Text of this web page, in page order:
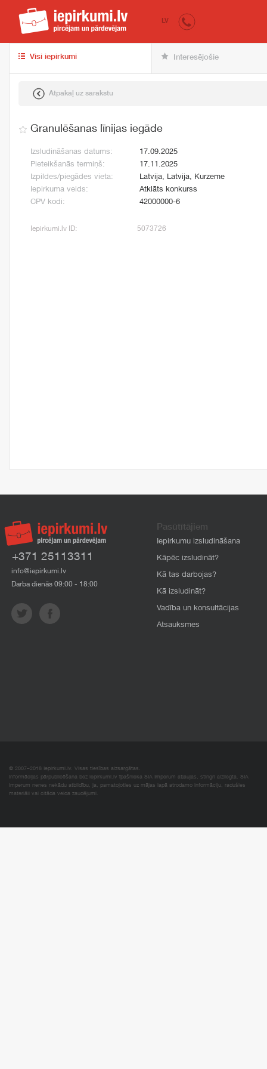
iepirkumi.lv
LV
Visi iepirkumi Interesējošie
Atpakaļ uz sarakstu
Granulēšanas līnijas iegāde
Izsludināšanas datums:
17.09.2025
Pieteikšanās termiņš:
17.11.2025
Izpildes/piegādes vieta:
Latvija, Latvija, Kurzeme
Iepirkuma veids:
Atklāts konkurss
CPV kodi:
42000000-6
Iepirkumi.lv ID: 5073726
+371 25113311
info@iepirkumi.lv
Darba dienās 09:00 - 18:00
Pasūtītājiem
Iepirkumu izsludināšana
Kāpēc izsludināt?
Kā tas darbojas?
Kā izsludināt?
Vadība un konsultācijas
Atsauksmes
© 2007–2018 Iepirkumi.lv. Visas tiesības aizsargātas.
Informācijas pārpublicēšana bez iepirkumi.lv īpašnieka SIA Imperum atļaujas, stingri aizliegta. SIA
Imperum nenes nekādu atbildību, ja, pamatojoties uz mājas lapā atrodamo informāciju, radušies
materiāli vai citāda veida zaudējumi.